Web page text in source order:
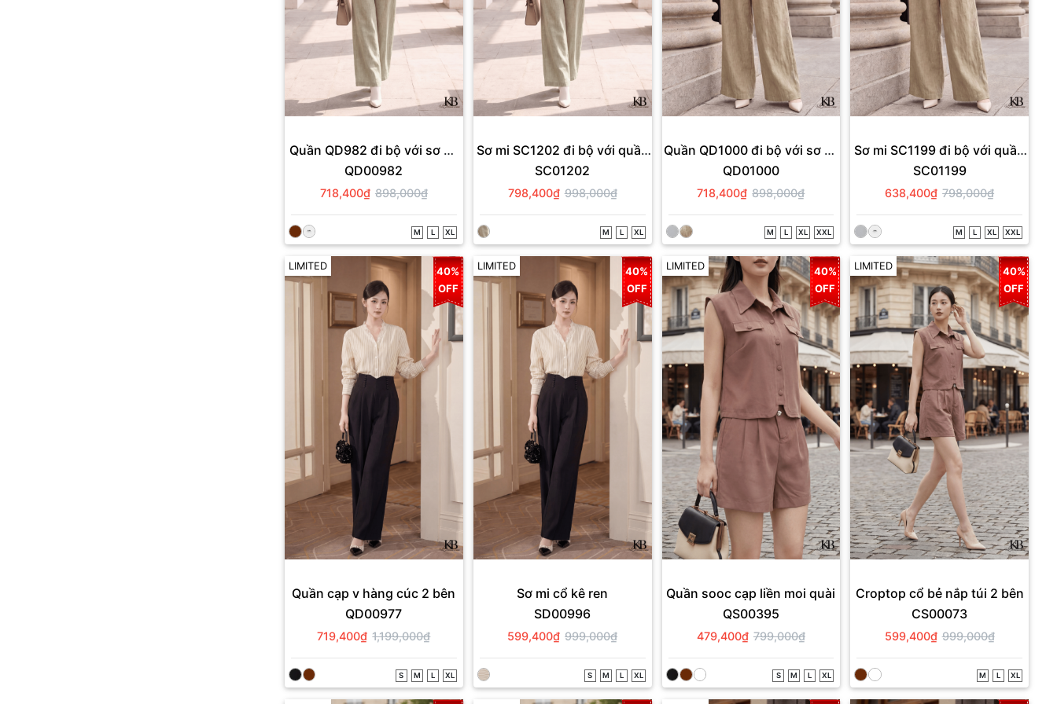
Quần QD982 đi bộ với sơ mi
SC1202.
QD00982
718,400₫ 898,000₫
M L XL
Sơ mi SC1202 đi bộ với quần
QD982.
SC01202
798,400₫ 998,000₫
M L XL
Quần QD1000 đi bộ với sơ mi
SC1199
QD01000
718,400₫ 898,000₫
M L XL XXL
Sơ mi SC1199 đi bộ với quần
QD1000
SC01199
638,400₫ 798,000₫
M L XL XXL
LIMITED
40%
OFF
Quần cạp v hàng cúc 2 bên
QD00977
719,400₫ 1,199,000₫
S M L XL
LIMITED
40%
OFF
Sơ mi cổ kê ren
SD00996
599,400₫ 999,000₫
S M L XL
LIMITED
40%
OFF
Quần sooc cạp liền moi quài
QS00395
479,400₫ 799,000₫
S M L XL
LIMITED
40%
OFF
Croptop cổ bẻ nắp túi 2 bên
CS00073
599,400₫ 999,000₫
M L XL